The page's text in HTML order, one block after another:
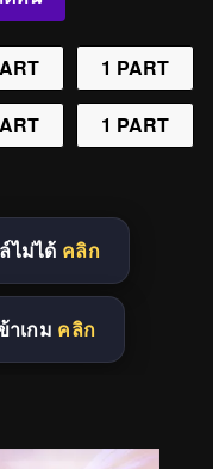
1 PART
1 PART
ไม่ได้ คลิก
เกม คลิก